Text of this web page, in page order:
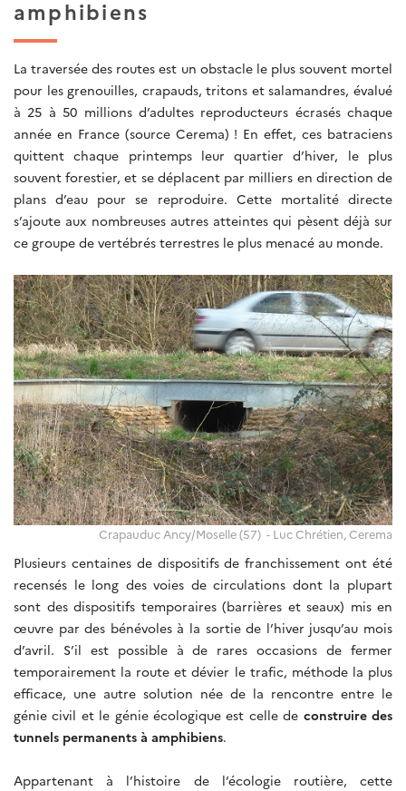
amphibiens
La traversée des routes est un obstacle le plus souvent mortel
pour les grenouilles, crapauds, tritons et salamandres, évalué
à 25 à 50 millions d’adultes reproducteurs écrasés chaque
année en France (source Cerema) ! En effet, ces batraciens
quittent chaque printemps leur quartier d’hiver, le plus
souvent forestier, et se déplacent par milliers en direction de
plans d’eau pour se reproduire. Cette mortalité directe
s’ajoute aux nombreuses autres atteintes qui pèsent déjà sur
ce groupe de vertébrés terrestres le plus menacé au monde.
Crapauduc Ancy/Moselle (57) - Luc Chrétien, Cerema
Plusieurs centaines de dispositifs de franchissement ont été
recensés le long des voies de circulations dont la plupart
sont des dispositifs temporaires (barrières et seaux) mis en
œuvre par des bénévoles à la sortie de l’hiver jusqu’au mois
d’avril. S’il est possible à de rares occasions de fermer
temporairement la route et dévier le trafic, méthode la plus
efficace, une autre solution née de la rencontre entre le
génie civil et le génie écologique est celle de construire des
tunnels permanents à amphibiens.
Appartenant à l’histoire de l’écologie routière, cette